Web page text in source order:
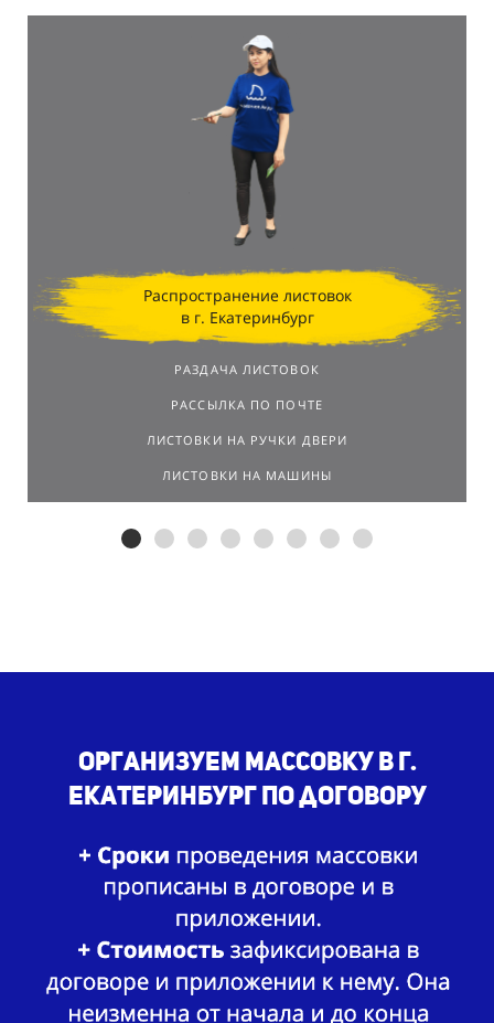
Распространение листовок
в г. Екатеринбург
РАЗДАЧА ЛИСТОВОК
РАССЫЛКА ПО ПОЧТЕ
ЛИСТОВКИ НА РУЧКИ ДВЕРИ
ЛИСТОВКИ НА МАШИНЫ
Организуем массовку в г.
Екатеринбург по договору